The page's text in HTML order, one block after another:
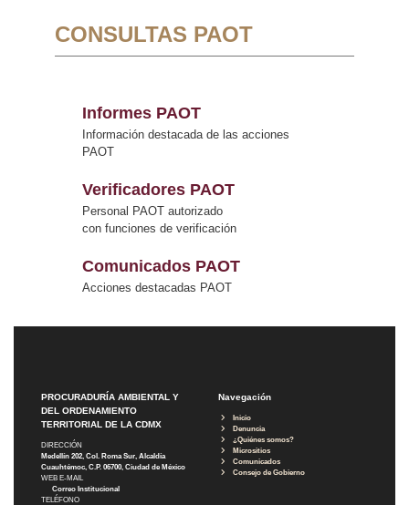
CONSULTAS PAOT
Informes PAOT
Información destacada de las acciones
PAOT
Verificadores PAOT
Personal PAOT autorizado
con funciones de verificación
Comunicados PAOT
Acciones destacadas PAOT
PROCURADURÍA AMBIENTAL Y
DEL ORDENAMIENTO
TERRITORIAL DE LA CDMX
DIRECCIÓN
Medellín 202, Col. Roma Sur, Alcaldía
Cuauhtémoc, C.P. 06700, Ciudad de México
WEB E-MAIL
Correo Institucional
TELÉFONO
Navegación
Inicio
Denuncia
¿Quiénes somos?
Micrositios
Comunicados
Consejo de Gobierno